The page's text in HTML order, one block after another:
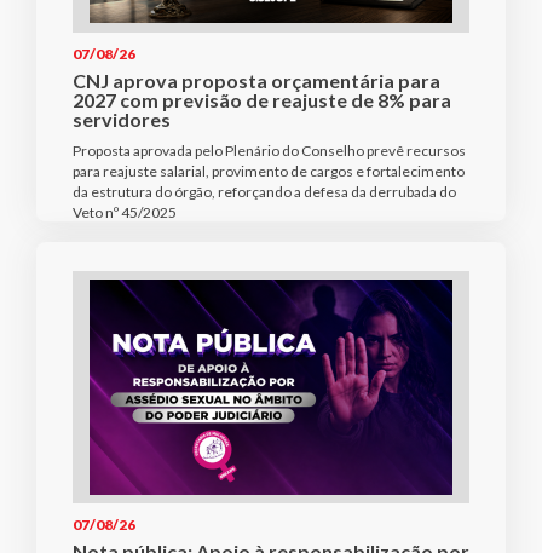
07/08/26
CNJ aprova proposta orçamentária para
2027 com previsão de reajuste de 8% para
servidores
Proposta aprovada pelo Plenário do Conselho prevê recursos
para reajuste salarial, provimento de cargos e fortalecimento
da estrutura do órgão, reforçando a defesa da derrubada do
Veto nº 45/2025
07/08/26